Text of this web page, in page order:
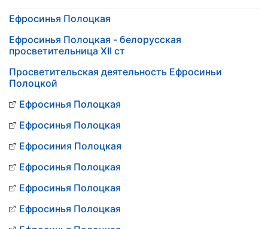
Ефросинья Полоцкая
Ефросинья Полоцкая - белорусская
просветительница ХII ст
Просветительская деятельность Ефросиньи
Полоцкой
Ефросинья Полоцкая
Ефросинья Полоцкая
Ефросиния Полоцкая
Ефросинья Полоцкая
Ефросинья Полоцкая
Ефросинья Полоцкая